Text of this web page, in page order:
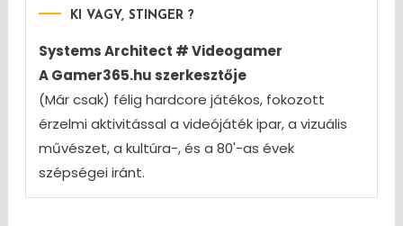
KI VAGY, STINGER ?
Systems Architect # Videogamer
A Gamer365.hu szerkesztője
(Már csak) félig hardcore játékos, fokozott
érzelmi aktivitással a videójáték ipar, a vizuális
művészet, a kultúra-, és a 80'-as évek
szépségei iránt.